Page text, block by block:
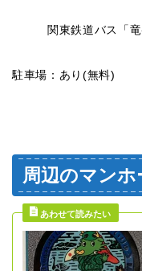
関東鉄道バス「竜
駐車場：あり(無料)
周辺のマン